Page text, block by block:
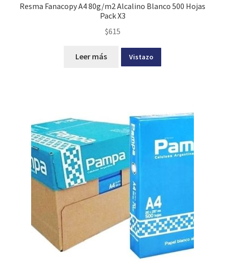
Resma Fanacopy A4 80g/m2 Alcalino Blanco 500 Hojas
Pack X3
$615
Leer más Vistazo